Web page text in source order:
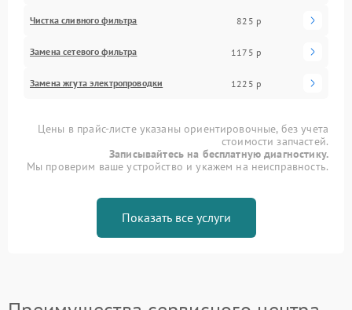
Чистка сливного фильтра 825 р
Замена сетевого фильтра 1175 р
Замена жгута электропроводки 1225 р
Цены в прайс-листе указаны ориентировочные, без учета
стоимости запчастей.
Записывайтесь на бесплатную диагностику.
Мы проверим ваше устройство и укажем на неисправность.
Показать все услуги